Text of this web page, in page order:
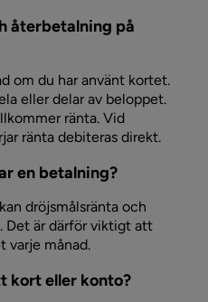
återbetalning på
om du har använt kortet.
eller delar av beloppet.
ränta. Vid
ränta debiteras direkt.
en betalning?
dröjsmålsränta och
Det är därför viktigt att
varje månad.
kort eller konto?